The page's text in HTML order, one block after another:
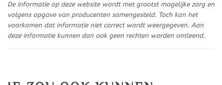
De informatie op deze website wordt met grootst mogelijke zorg en
volgens opgave van producenten samengesteld. Toch kan het
voorkomen dat informatie niet correct wordt weergegeven. Aan
deze informatie kunnen dan ook geen rechten worden ontleend.